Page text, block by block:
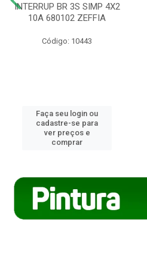
INTERRUP BR 3S SIMP 4X2
10A 680102 ZEFFIA
Código: 10443
Faça seu login ou
cadastre-se para
ver preços e
comprar